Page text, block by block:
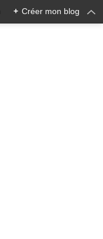
+ Créer mon blog